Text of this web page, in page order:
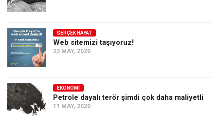
Spor
Sağlık
Gıda-Beslenme
Türkiye
Siyaset
Dünya
GERÇEK HAYAT
Web sitemizi taşıyoruz!
23 MAY, 2020
EKONOMI
Petrole dayalı terör şimdi çok daha maliyetli
11 MAY, 2020